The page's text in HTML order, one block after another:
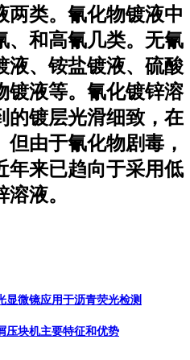
两类。氰化物镀液中
、和高氰几类。无氰
液、铵盐镀液、硫酸
镀液等。氰化镀锌溶
的镀层光滑细致，在
由于氰化物剧毒，
年来已趋向于采用低
液。
显微镜应用于沥青荧光检测
压块机主要特征和优势